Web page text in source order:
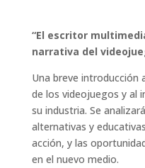
“El escritor
narrativa del
Una breve introducción
de los videojuegos y al
su industria. Se
alternativas y
acción, y las
en el nuevo medio.